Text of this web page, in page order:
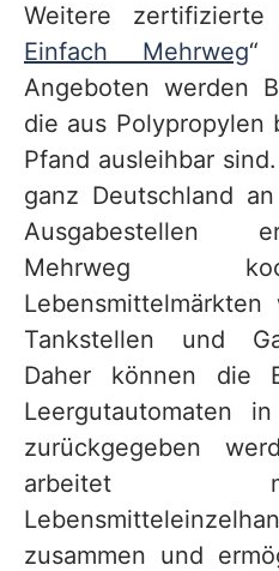
Weitere
Einfach Mehrweg“
Angeboten werden
die aus Polypropylen
Pfand ausleihbar
ganz Deutschland
Ausgabestellen
Mehrweg
Tankstellen und
Daher können die
Leergutautomaten
zurückgegeben
arbeitet
zusammen und